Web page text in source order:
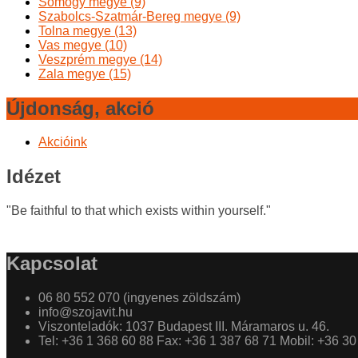
Szabolcs-Szatmár-Bereg megye (9)
Tolna megye (13)
Vas megye (10)
Veszprém megye (14)
Zala megye (15)
Újdonság, akció
Akcióink
Idézet
"Be faithful to that which exists within yourself."
Kapcsolat
06 80 552 070 (ingyenes zöldszám)
info@szojavit.hu
Viszonteladók: 1037 Budapest III. Máramaros u. 46.
Tel: +36 1 368 60 88 Fax: +36 1 387 68 71 Mobil: +36